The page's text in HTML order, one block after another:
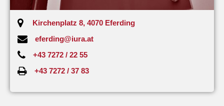
Kirchenplatz 8, 4070 Eferding
eferding@iura.at
+43 7272 / 22 55
+43 7272 / 37 83